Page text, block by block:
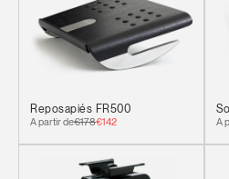
Seleccione su
Registro
Reposapiés FR500
A partir de€178€142
A